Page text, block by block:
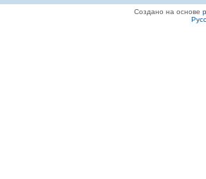
Создано на основе